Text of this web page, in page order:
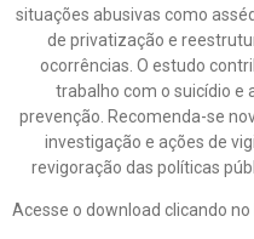
situações abusivas como
de privatização e
ocorrências. O estudo
trabalho com o suicídio e
prevenção. Recomenda-se
investigação e ações de
revigoração das políticas
Acesse o download clicando no